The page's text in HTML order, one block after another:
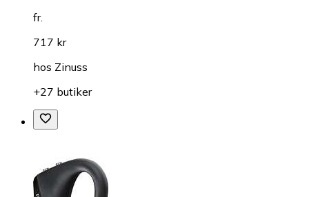
fr.
717 kr
hos Zinuss
+27 butiker